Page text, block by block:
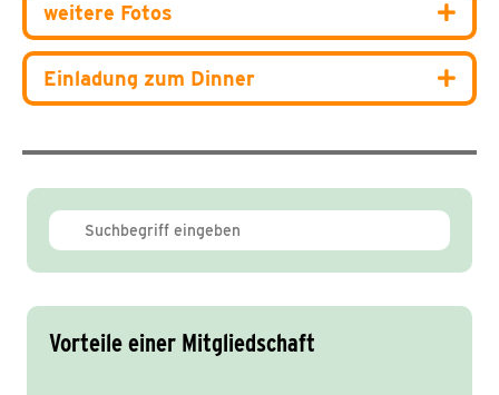
weitere Fotos
Einladung zum Dinner
Vorteile einer Mitgliedschaft